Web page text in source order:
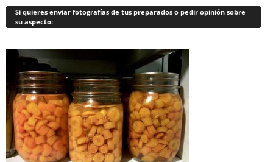
Si quieres enviar fotografías de tus preparados o pedir opinión sobre
su aspecto: